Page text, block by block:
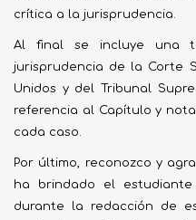
crítica a la jurisprudencia.
Al final se incluye una
jurisprudencia de la Corte
Unidos y del Tribunal
referencia al Capítulo y
cada caso.
Por último, reconozco y
ha brindado el estudiante
durante la redacción de